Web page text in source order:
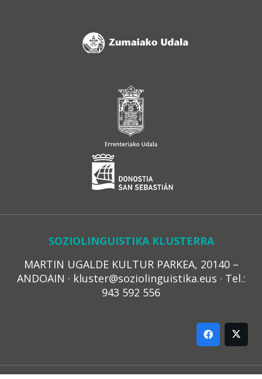
SOZIOLINGUISTIKA KLUSTERRA
MARTIN UGALDE KULTUR PARKEA, 20140 –
ANDOAIN · kluster@soziolinguistika.eus · Tel.:
943 592 556